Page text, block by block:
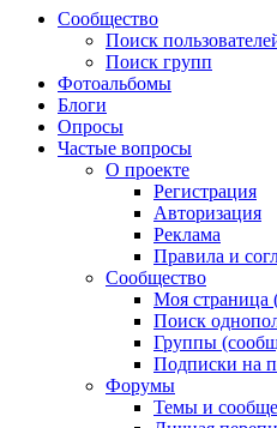
Сообщество
Поиск
Поиск групп
Фотоальбомы
Блоги
Опросы
Частые вопросы
О проекте
Регистрация
Авторизация
Реклама
Правила и
Сообщество
Моя страница
Поиск
Группы
Подписки на
Форумы
Темы и